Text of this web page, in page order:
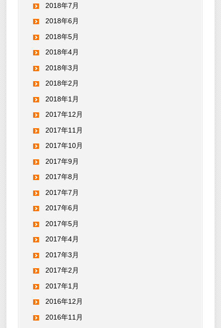
2018年7月
2018年6月
2018年5月
2018年4月
2018年3月
2018年2月
2018年1月
2017年12月
2017年11月
2017年10月
2017年9月
2017年8月
2017年7月
2017年6月
2017年5月
2017年4月
2017年3月
2017年2月
2017年1月
2016年12月
2016年11月